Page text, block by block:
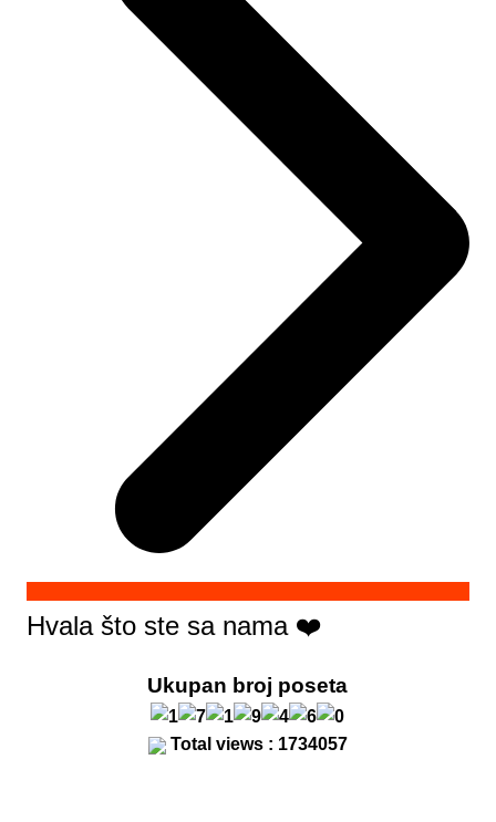
Hvala što ste sa nama ❤️
Ukupan broj poseta
Total views : 1734057